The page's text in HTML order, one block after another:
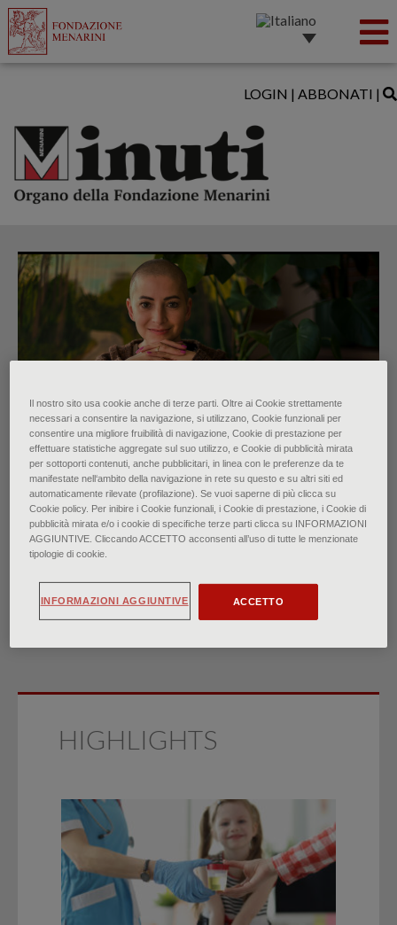
LOGIN | ABBONATI |
Assistenza primaria per gli
adulti sopravvissuti al
cancro
di Dr. Stephen Carek, Dr. John F. Emerson, Dr. Jatin Patel
∙ Febbraio 2026
HIGHLIGHTS
Il nostro sito usa cookie anche di terze parti. Oltre ai Cookie strettamente
necessari a consentire la navigazione, si utilizzano, Cookie funzionali per
consentire una migliore fruibilità di navigazione, Cookie di prestazione per
effettuare statistiche aggregate sul suo utilizzo, e Cookie di pubblicità mirata
per sottoporti contenuti, anche pubblicitari, in linea con le preferenze da te
manifestate nell‘ambito della navigazione in rete su questo e su altri siti ed
automaticamente rilevate (profilazione). Se vuoi saperne di più clicca su
Cookie policy. Per inibire i Cookie funzionali, i Cookie di prestazione, i Cookie di
pubblicità mirata e/o i cookie di specifiche terze parti clicca su INFORMAZIONI
AGGIUNTIVE. Cliccando ACCETTO acconsenti all’uso di tutte le menzionate
tipologie di cookie.
ACCETTO
INFORMAZIONI AGGIUNTIVE